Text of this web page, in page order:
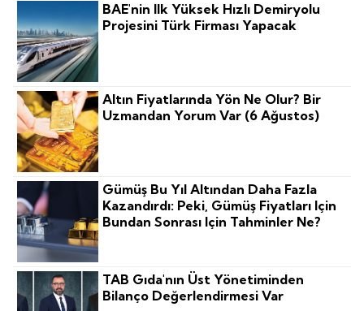
BAE'nin Ilk Yüksek Hızlı Demiryolu
Projesini Türk Firması Yapacak
Altın Fiyatlarında Yön Ne Olur? Bir
Uzmandan Yorum Var (6 Ağustos)
Gümüş Bu Yıl Altından Daha Fazla
Kazandırdı: Peki, Gümüş Fiyatları Için
Bundan Sonrası Için Tahminler Ne?
TAB Gıda'nın Üst Yönetiminden
Bilanço Değerlendirmesi Var